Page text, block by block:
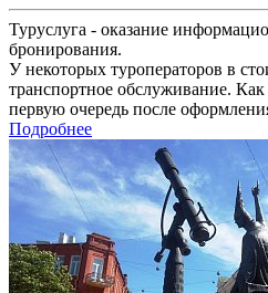
Туруслуга - оказание
бронирования.
У некоторых туроператоров в
транспортное обслуживание. Как
первую очередь после
Подробнее